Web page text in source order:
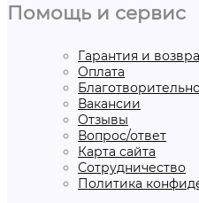
Помощь и сервис
Гарантия и
Оплата
Вакансии
Отзывы
Вопрос/ответ
Карта сайта
Сотрудничество
Политика